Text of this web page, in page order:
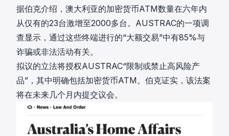
据伯克介绍，澳大利亚的加密货币ATM数量在六年内
从仅有的23台激增至2000多台。AUSTRAC的一项调
查显示，通过这些终端进行的“大额交易”中有85%与
诈骗或非法活动有关。
拟议的立法将授权AUSTRAC“限制或禁止高风险产
品”，其中明确包括加密货币ATM。伯克证实，该法案
将在未来几个月内提交议会。